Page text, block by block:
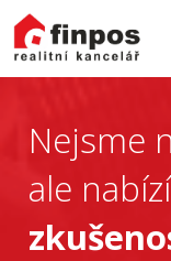
Nejsme
ale